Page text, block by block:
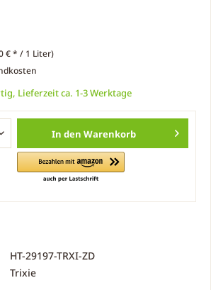
€ * / 1 Liter)
Lieferzeit ca. 1-3 Werktage
In den Warenkorb
HT-29197-TRXI-ZD
Trixie